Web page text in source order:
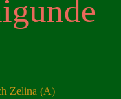
Zelina (A)